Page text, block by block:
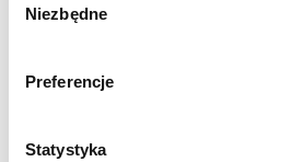
zgody
Niezbędne
Preferencje
Statystyka
Higiena
Artykuły ochronne jednorazowe
Produkty higieniczne